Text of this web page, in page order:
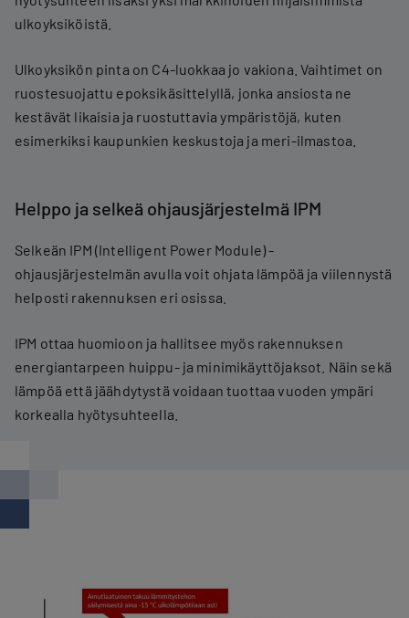
ulkoyksiköistä.
Ulkoyksikön pinta on C4-luokkaa jo vakiona. Vaihtimet on
ruostesuojattu epoksikäsittelyllä, jonka ansiosta ne
kestävät likaisia ja ruostuttavia ympäristöjä, kuten
esimerkiksi kaupunkien keskustoja ja meri-ilmastoa.
Helppo ja selkeä ohjausjärjestelmä IPM
Selkeän IPM (Intelligent Power Module) -
ohjausjärjestelmän avulla voit ohjata lämpöä ja viilennystä
helposti rakennuksen eri osissa.
IPM ottaa huomioon ja hallitsee myös rakennuksen
energiantarpeen huippu- ja minimikäyttöjaksot. Näin sekä
lämpöä että jäähdytystä voidaan tuottaa vuoden ympäri
korkealla hyötysuhteella.